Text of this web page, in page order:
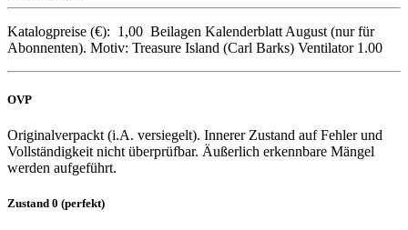
Katalogpreise (€): 1,00 Beilagen Kalenderblatt August (nur für
Abonnenten). Motiv: Treasure Island (Carl Barks) Ventilator 1.00
OVP
Originalverpackt (i.A. versiegelt). Innerer Zustand auf Fehler und
Vollständigkeit nicht überprüfbar. Äußerlich erkennbare Mängel
werden aufgeführt.
Zustand 0 (perfekt)